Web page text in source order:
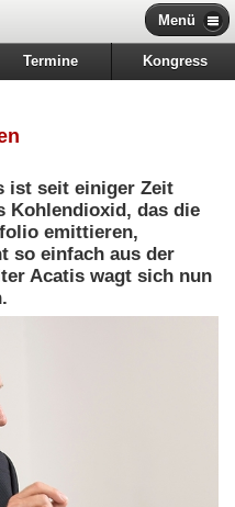
Menü
Termine Kongress
ist seit einiger Zeit
Kohlendioxid, das die
emittieren,
so einfach aus der
Acatis wagt sich nun